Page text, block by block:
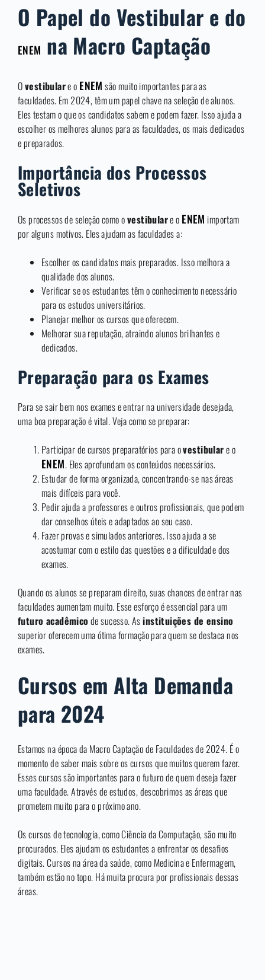
O Papel do Vestibular e do
ENEM na Macro Captação
Ovestibulare o ENEM são muito importantes para as
faculdades. Em 2024, têm um papel chave na seleção de alunos.
Eles testam o que os candidatos sabem e podem fazer. Isso ajuda a
escolher os melhores alunos para as faculdades, os mais dedicados
e preparados.
Importância dos Processos
Seletivos
Os processos de seleção como ovestibulare o ENEM importam
por alguns motivos. Eles ajudam as faculdades a:
Escolher os candidatos mais preparados. Isso melhora a
qualidade dos alunos.
Verificar se os estudantes têm o conhecimento necessário
para os estudos universitários.
Planejar melhor os cursos que oferecem.
Melhorar sua reputação, atraindo alunos brilhantes e
dedicados.
Preparação para os Exames
Para se sair bem nos exames e entrar na universidade desejada,
uma boa preparação é vital. Veja como se preparar:
Participar de cursos preparatórios para ovestibulare o
ENEM. Eles aprofundam os conteúdos necessários.
Estudar de forma organizada, concentrando-se nas áreas
mais difíceis para você.
Pedir ajuda a professores e outros profissionais, que podem
dar conselhos úteis e adaptados ao seu caso.
Fazer provas e simulados anteriores. Isso ajuda a se
acostumar com o estilo das questões e a dificuldade dos
exames.
Quando os alunos se preparam direito, suas chances de entrar nas
faculdades aumentam muito. Esse esforço é essencial para um
futuro acadêmicode sucesso. Asinstituições de ensino
superior oferecem uma ótima formação para quem se destaca nos
exames.
Cursos em Alta Demanda
para 2024
Estamos na época da Macro Captação de Faculdades de 2024. É o
momento de saber mais sobre os cursos que muitos querem fazer.
Esses cursos são importantes para o futuro de quem deseja fazer
uma faculdade. Através de estudos, descobrimos as áreas que
prometem muito para o próximo ano.
Os cursos de tecnologia, como Ciência da Computação, são muito
procurados. Eles ajudam os estudantes a enfrentar os desafios
digitais. Cursos na área da saúde, como Medicina e Enfermagem,
também estão no topo. Há muita procura por profissionais dessas
áreas.